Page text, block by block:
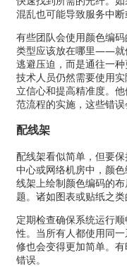
混乱也可能导致服务中断
有些团队会使用颜色编
类型应该放在哪里——就
逃避压迫，而是通往一
技术人员仍然需要使用
立信心和提高精准度。
范流程的实施，这些错误
配线架
配线架看似简单，但要
中心或网络机房中，颜
线架上绘制颜色编码的
题。诸如图表或贴纸之类
定期检查确保系统运行
性。当所有人都使用同
修也会变得更加简单。
错误。